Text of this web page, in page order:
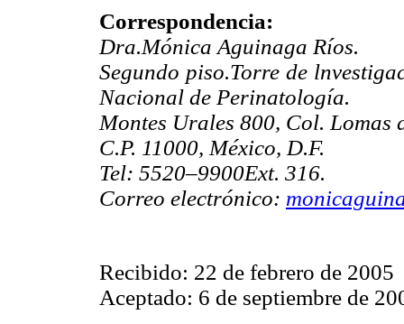
Correspondencia:
Dra.Mónica Aguinaga Ríos.
Segundo piso.Torre de
Nacional de Perinatología.
Montes Urales 800, Col. Lomas
C.P. 11000, México, D.F.
Tel: 5520–9900Ext. 316.
Correo electrónico:
Recibido: 22 de febrero de 2005
Aceptado: 6 de septiembre de